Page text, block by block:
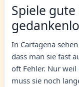
Spiele
In Cartagena
dass man sie fast
oft Fehler. Nur
muss sie noch